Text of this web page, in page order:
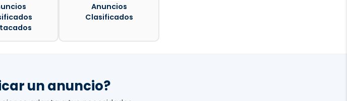
Anuncios
Clasificados
un anuncio?